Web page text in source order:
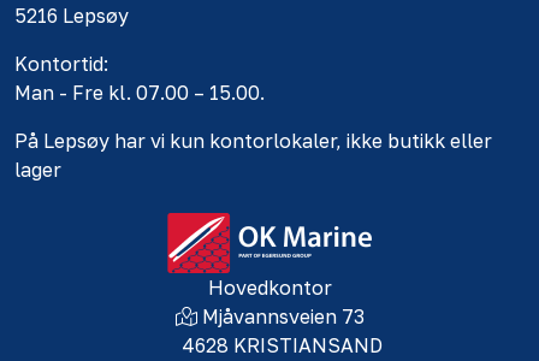
5216 Lepsøy
Kontortid:
Man - Fre kl. 07.00 – 15.00.
På Lepsøy har vi kun kontorlokaler, ikke butikk eller
lager
Hovedkontor
Mjåvannsveien 73
4628 KRISTIANSAND